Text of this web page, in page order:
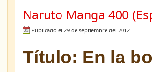
Naruto Manga 400
Publicado el 29 de septiembre del 2012
Título: En la